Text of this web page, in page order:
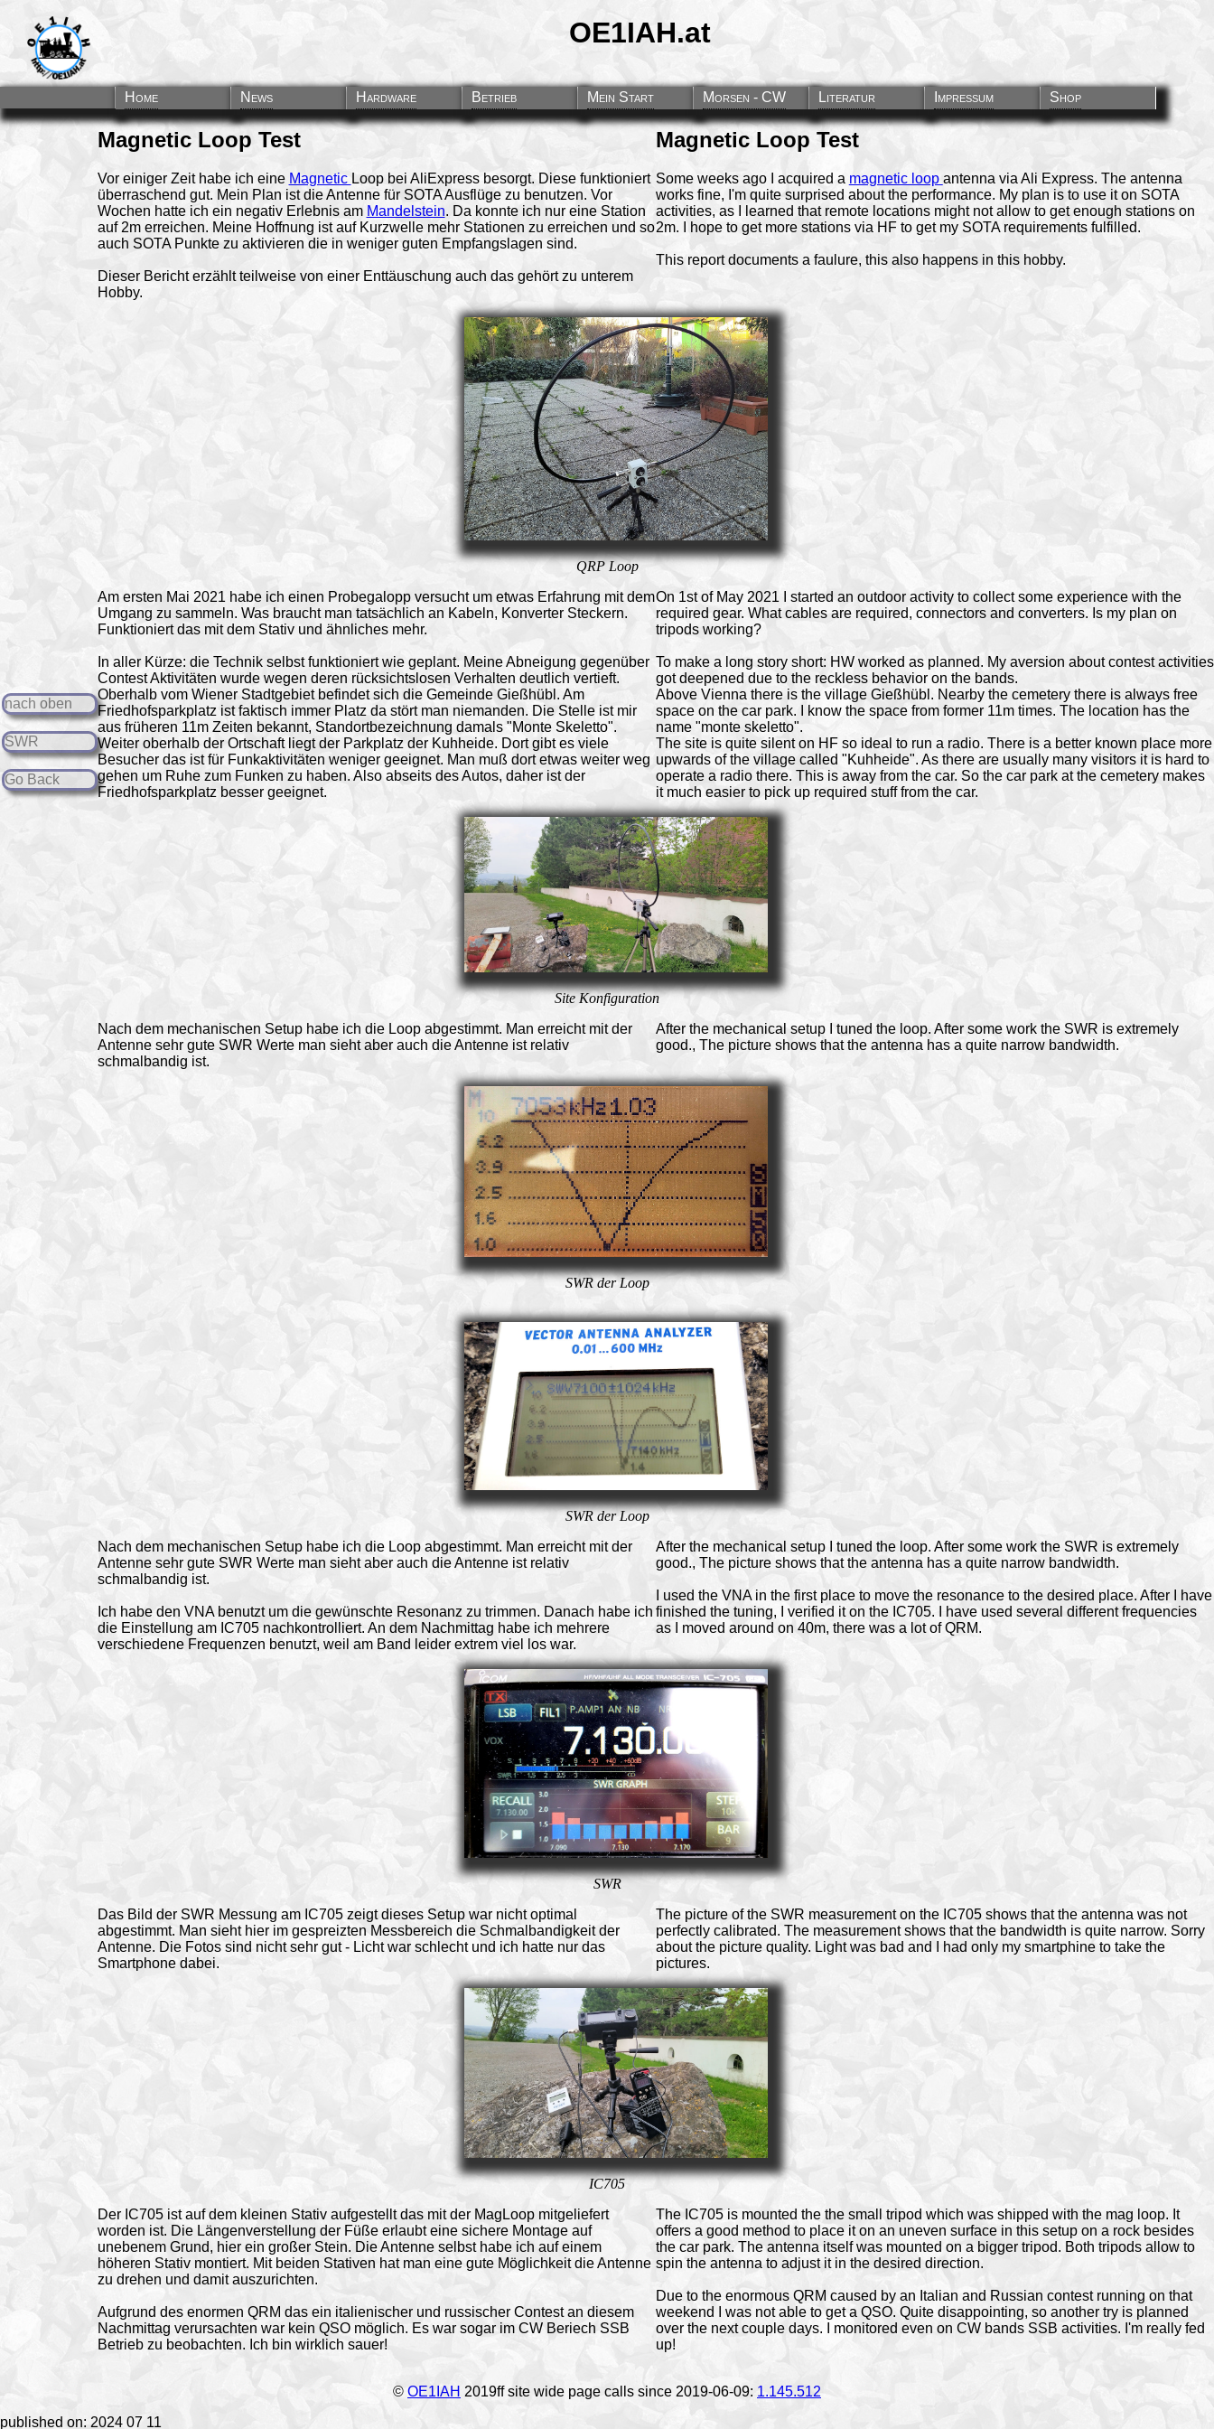
OE1IAH.at
Home News Hardware Betrieb Mein Start Morsen - CW Literatur Impressum Shop
nach oben
SWR
Go Back
Magnetic Loop Test
Vor einiger Zeit habe ich eine Magnetic Loop bei AliExpress besorgt. Diese funktioniert
überraschend gut. Mein Plan ist die Antenne für SOTA Ausflüge zu benutzen. Vor
Wochen hatte ich ein negativ Erlebnis am Mandelstein. Da konnte ich nur eine Station
auf 2m erreichen. Meine Hoffnung ist auf Kurzwelle mehr Stationen zu erreichen und so
auch SOTA Punkte zu aktivieren die in weniger guten Empfangslagen sind.
Dieser Bericht erzählt teilweise von einer Enttäuschung auch das gehört zu unterem
Hobby.
Magnetic Loop Test
Some weeks ago I acquired a magnetic loop antenna via Ali Express. The antenna
works fine, I'm quite surprised about the performance. My plan is to use it on SOTA
activities, as I learned that remote locations might not allow to get enough stations on
2m. I hope to get more stations via HF to get my SOTA requirements fulfilled.
This report documents a faulure, this also happens in this hobby.
QRP Loop
Am ersten Mai 2021 habe ich einen Probegalopp versucht um etwas Erfahrung mit dem
Umgang zu sammeln. Was braucht man tatsächlich an Kabeln, Konverter Steckern.
Funktioniert das mit dem Stativ und ähnliches mehr.
In aller Kürze: die Technik selbst funktioniert wie geplant. Meine Abneigung gegenüber
Contest Aktivitäten wurde wegen deren rücksichtslosen Verhalten deutlich vertieft.
On 1st of May 2021 I started an outdoor activity to collect some experience with the
required gear. What cables are required, connectors and converters. Is my plan on
tripods working?
To make a long story short: HW worked as planned. My aversion about contest activities
got deepened due to the reckless behavior on the bands.
Oberhalb vom Wiener Stadtgebiet befindet sich die Gemeinde Gießhübl. Am
Friedhofsparkplatz ist faktisch immer Platz da stört man niemanden. Die Stelle ist mir
aus früheren 11m Zeiten bekannt, Standortbezeichnung damals "Monte Skeletto".
Weiter oberhalb der Ortschaft liegt der Parkplatz der Kuhheide. Dort gibt es viele
Besucher das ist für Funkaktivitäten weniger geeignet. Man muß dort etwas weiter weg
gehen um Ruhe zum Funken zu haben. Also abseits des Autos, daher ist der
Friedhofsparkplatz besser geeignet.
Above Vienna there is the village Gießhübl. Nearby the cemetery there is always free
space on the car park. I know the space from former 11m times. The location has the
name "monte skeletto".
The site is quite silent on HF so ideal to run a radio. There is a better known place more
upwards of the village called "Kuhheide". As there are usually many visitors it is hard to
operate a radio there. This is away from the car. So the car park at the cemetery makes
it much easier to pick up required stuff from the car.
Site Konfiguration
Nach dem mechanischen Setup habe ich die Loop abgestimmt. Man erreicht mit der
Antenne sehr gute SWR Werte man sieht aber auch die Antenne ist relativ
schmalbandig ist.
After the mechanical setup I tuned the loop. After some work the SWR is extremely
good., The picture shows that the antenna has a quite narrow bandwidth.
SWR der Loop
SWR der Loop
Nach dem mechanischen Setup habe ich die Loop abgestimmt. Man erreicht mit der
Antenne sehr gute SWR Werte man sieht aber auch die Antenne ist relativ
schmalbandig ist.
Ich habe den VNA benutzt um die gewünschte Resonanz zu trimmen. Danach habe ich
die Einstellung am IC705 nachkontrolliert. An dem Nachmittag habe ich mehrere
verschiedene Frequenzen benutzt, weil am Band leider extrem viel los war.
After the mechanical setup I tuned the loop. After some work the SWR is extremely
good., The picture shows that the antenna has a quite narrow bandwidth.
I used the VNA in the first place to move the resonance to the desired place. After I have
finished the tuning, I verified it on the IC705. I have used several different frequencies
as I moved around on 40m, there was a lot of QRM.
SWR
Das Bild der SWR Messung am IC705 zeigt dieses Setup war nicht optimal
abgestimmt. Man sieht hier im gespreizten Messbereich die Schmalbandigkeit der
Antenne. Die Fotos sind nicht sehr gut - Licht war schlecht und ich hatte nur das
Smartphone dabei.
The picture of the SWR measurement on the IC705 shows that the antenna was not
perfectly calibrated. The measurement shows that the bandwidth is quite narrow. Sorry
about the picture quality. Light was bad and I had only my smartphine to take the
pictures.
IC705
Der IC705 ist auf dem kleinen Stativ aufgestellt das mit der MagLoop mitgeliefert
worden ist. Die Längenverstellung der Füße erlaubt eine sichere Montage auf
unebenem Grund, hier ein großer Stein. Die Antenne selbst habe ich auf einem
höheren Stativ montiert. Mit beiden Stativen hat man eine gute Möglichkeit die Antenne
zu drehen und damit auszurichten.
Aufgrund des enormen QRM das ein italienischer und russischer Contest an diesem
Nachmittag verursachten war kein QSO möglich. Es war sogar im CW Beriech SSB
Betrieb zu beobachten. Ich bin wirklich sauer!
The IC705 is mounted the the small tripod which was shipped with the mag loop. It
offers a good method to place it on an uneven surface in this setup on a rock besides
the car park. The antenna itself was mounted on a bigger tripod. Both tripods allow to
spin the antenna to adjust it in the desired direction.
Due to the enormous QRM caused by an Italian and Russian contest running on that
weekend I was not able to get a QSO. Quite disappointing, so another try is planned
over the next couple days. I monitored even on CW bands SSB activities. I'm really fed
up!
© OE1IAH 2019ff site wide page calls since 2019-06-09: 1.145.512
published on: 2024 07 11